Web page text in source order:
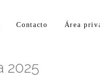
Contacto Área
2025